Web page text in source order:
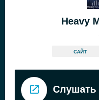
Heavy
САЙТ
Слушать